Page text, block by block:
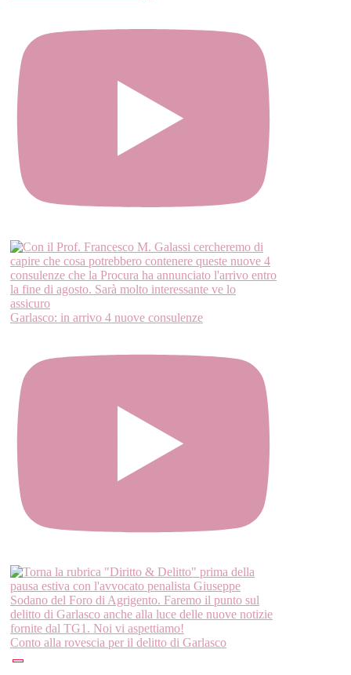
Garlasco: in arrivo 4 nuove consulenze
Conto alla rovescia per il delitto di Garlasco